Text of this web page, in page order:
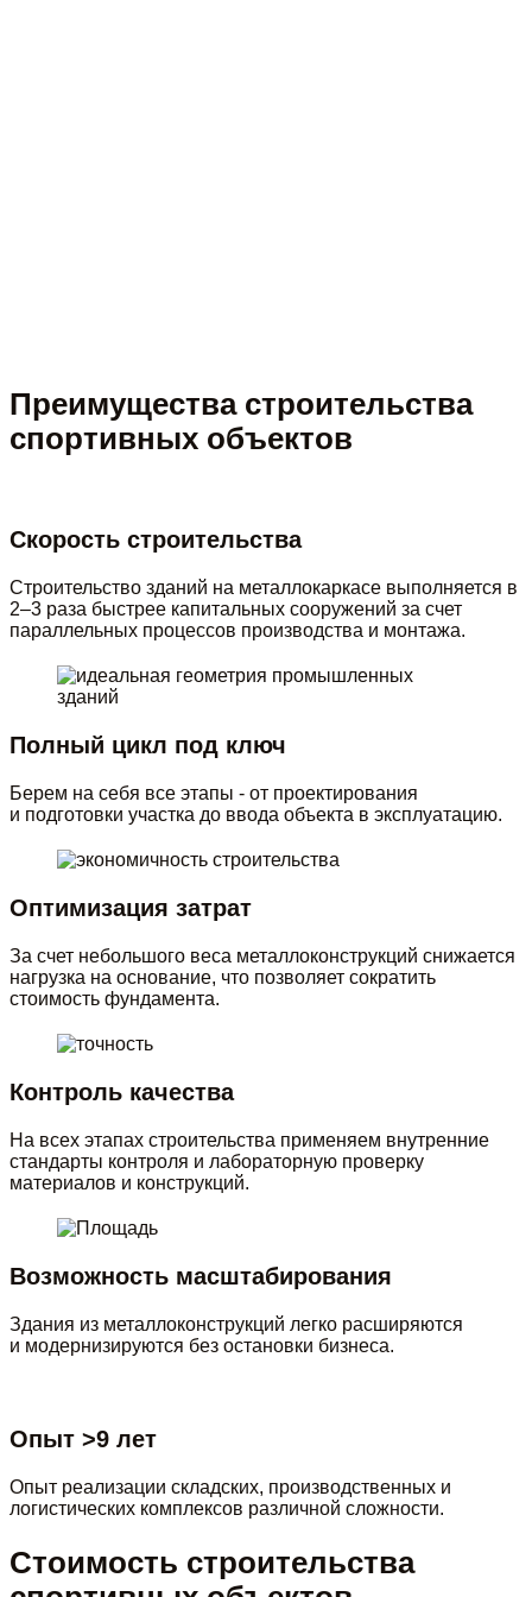
Преимущества строительства
спортивных объектов
Скорость строительства
Строительство зданий на металлокаркасе выполняется в
2–3 раза быстрее капитальных сооружений за счет
параллельных процессов производства и монтажа.
Полный цикл под ключ
Берем на себя все этапы - от проектирования
и подготовки участка до ввода объекта в эксплуатацию.
Оптимизация затрат
За счет небольшого веса металлоконструкций снижается
нагрузка на основание, что позволяет сократить
стоимость фундамента.
Контроль качества
На всех этапах строительства применяем внутренние
стандарты контроля и лабораторную проверку
материалов и конструкций.
Возможность масштабирования
Здания из металлоконструкций легко расширяются
и модернизируются без остановки бизнеса.
Опыт >9 лет
Опыт реализации складских, производственных и
логистических комплексов различной сложности.
Стоимость строительства